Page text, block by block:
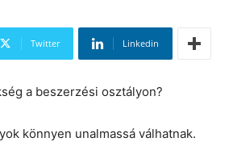
Twitter Linkedin
a beszerzési osztályon?
könnyen unalmassá válhatnak.